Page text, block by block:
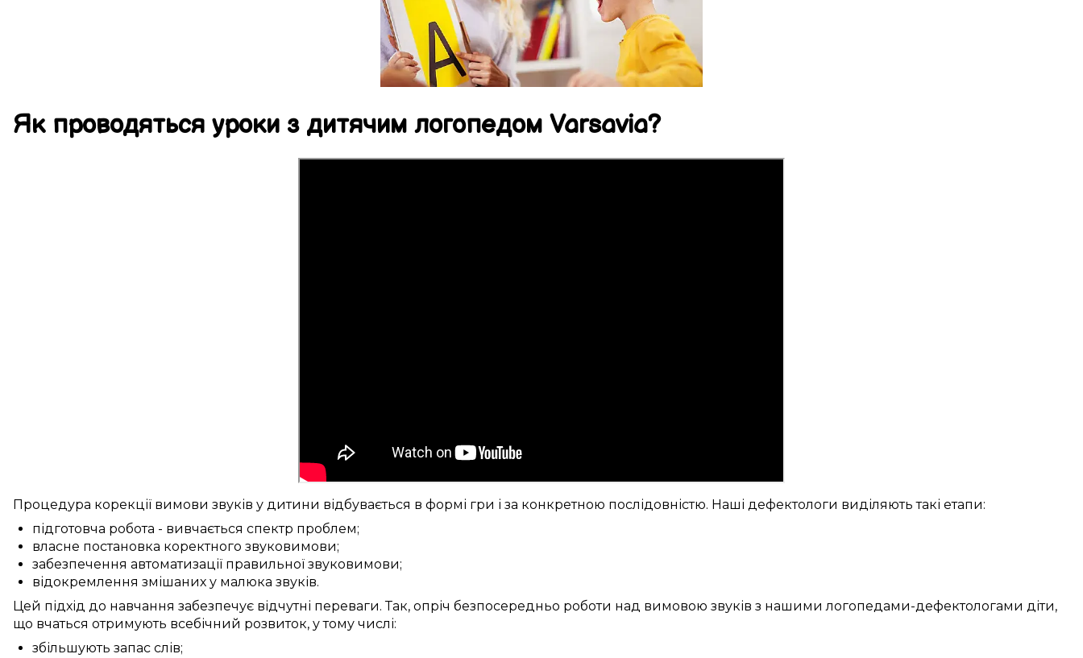
Як проводяться уроки з дитячим логопедом Varsavia?
Процедура корекції вимови звуків у дитини відбувається в формі гри і за конкретною послідовністю. Наші дефектологи виділяютьтакі етапи:
підготовча робота - вивчається спектр проблем;
власне постановка коректного звуковимови;
забезпечення автоматизації правильної звуковимови;
відокремлення змішаних у малюка звуків.
Цей підхід до навчання забезпечує відчутні переваги. Так, опріч безпосередньо роботи над вимовою звуків з нашимилогопедами-дефектологами діти,
що вчаться отримують всебічний розвиток, у тому числі:
збільшують запас слів;